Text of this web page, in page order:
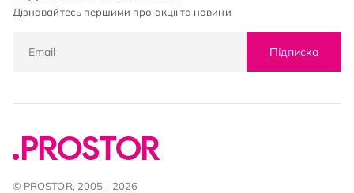
Дізнавайтесь першими про акції та новини
Підписка
© PROSTOR, 2005 - 2026